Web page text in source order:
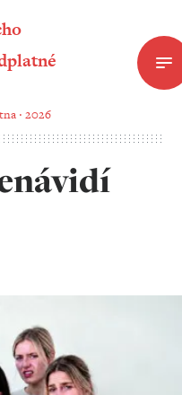
‧ 2026